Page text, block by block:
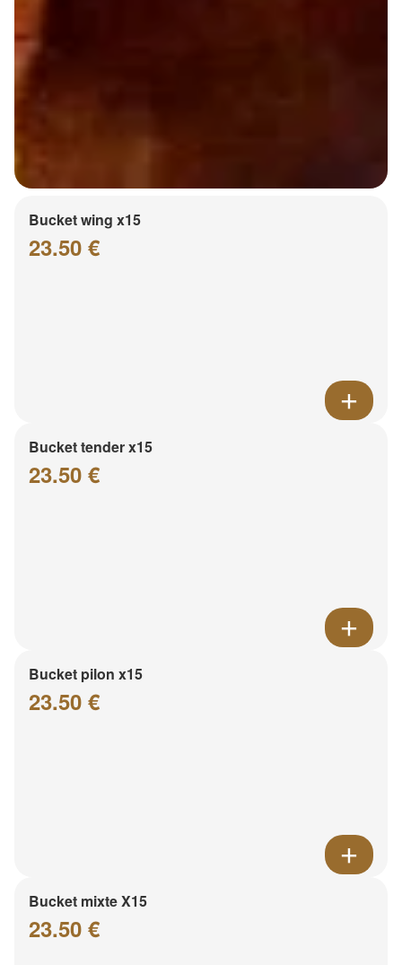
Bucket wing x15
23.50 €
Bucket tender x15
23.50 €
Bucket pilon x15
23.50 €
Bucket mixte X15
23.50 €